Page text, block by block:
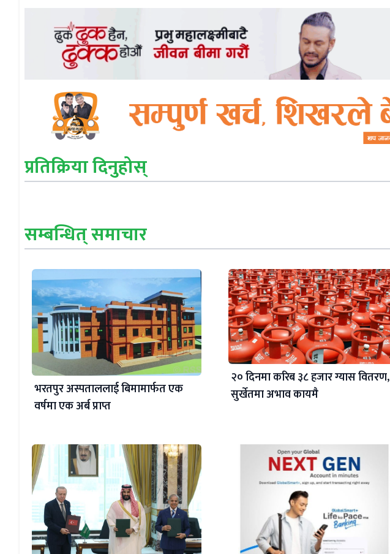
प्रतिक्रिया दिनुहोस्
सम्बन्धित् समाचार
भरतपुर अस्पताललाई बिमामार्फत एक
वर्षमा एक अर्ब प्राप्त
२० दिनमा करिब ३८ हजार ग्यास वितरण,
सुर्खेतमा अभाव कायमै